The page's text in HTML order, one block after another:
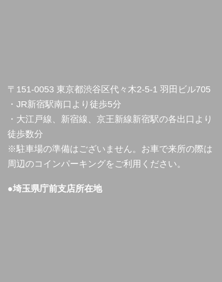
〒151-0053 東京都渋谷区代々木2-5-1 羽田ビル705
・JR新宿駅南口より徒歩5分
・大江戸線、新宿線、京王新線新宿駅の各出口より
徒歩数分
※駐車場の準備はございません。お車で来所の際は
周辺のコインパーキングをご利用ください。
●埼玉県庁前支店所在地